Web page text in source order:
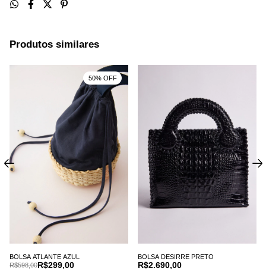
Produtos similares
BOLSA ATLANTE AZUL
R$299,00
R$598,00
50% OFF
BOLSA DESIRRE PRETO
R$2.690,00